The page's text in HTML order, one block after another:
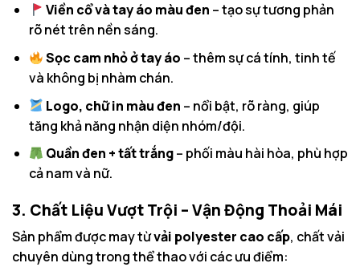
Viền cổ và tay áo màu đen – tạo sự tương phản
rõ nét trên nền sáng.
Sọc cam nhỏ ở tay áo – thêm sự cá tính, tinh tế
và không bị nhàm chán.
Logo, chữ in màu đen – nổi bật, rõ ràng, giúp
tăng khả năng nhận diện nhóm/đội.
Quần đen + tất trắng– phối màu hài hòa, phù hợp
cả nam và nữ.
3. Chất Liệu Vượt Trội – Vận Động Thoải Mái
Sản phẩm được may từvải polyester cao cấp, chất vải
chuyên dùng trong thể thao với các ưu điểm: